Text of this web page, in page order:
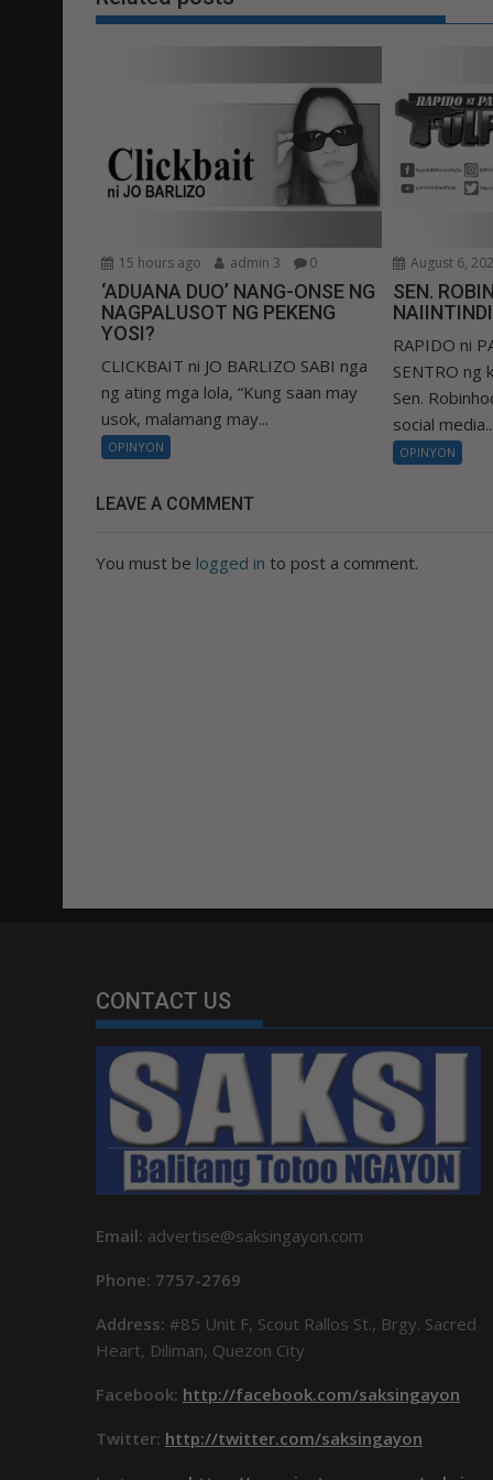
15 hours ago admin 3 0
‘ADUANA DUO’ NANG-ONSE NG
NAGPALUSOT NG PEKENG
YOSI?
CLICKBAIT ni JO BARLIZO SABI nga
ng ating mga lola, “Kung saan may
usok, malamang may...
OPINYON
August 6,
SEN.
RAPIDO ni
SENTRO ng
Sen.
social
OPINYON
LEAVE A COMMENT
You must be logged in to post a comment.
CONTACT US
Email: advertise@saksingayon.com
Phone: 7757-2769
Address: #85 Unit F, Scout Rallos St., Brgy. Sacred
Heart, Diliman, Quezon City
Facebook: http://facebook.com/saksingayon
Twitter: http://twitter.com/saksingayon